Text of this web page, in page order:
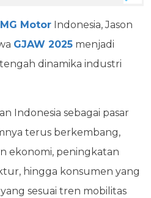
MG Motor Indonesia, Jason
GJAW 2025 menjadi
dinamika industri
Indonesia sebagai pasar
terus berkembang,
ekonomi, peningkatan
hingga konsumen yang
sesuai tren mobilitas